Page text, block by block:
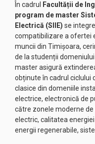
În cadrul Facultății de
program de master
Electrică (SIIE) se
compatibilizare a ofertei
muncii din Timişoara,
de la studenții
master asigură
obținute în cadrul ciclului
clasice din domeniile
electrice, electronică de
către zonele moderne
electric, calitatea
energii regenerabile,